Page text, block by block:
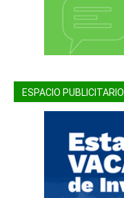
ESPACIO PUBLICITARIO